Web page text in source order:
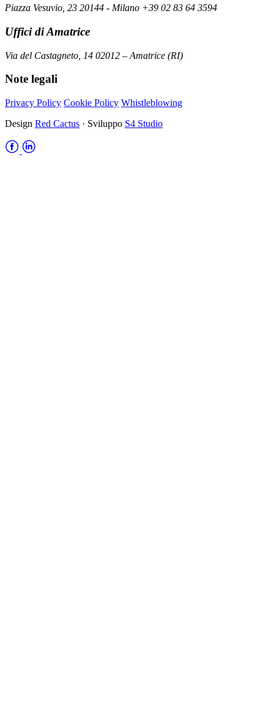
Piazza Vesuvio, 23 20144 - Milano +39 02 83 64 3594
Uffici di Amatrice
Via del Castagneto, 14 02012 – Amatrice (RI)
Note legali
Privacy Policy Cookie Policy Whistleblowing
Design Red Cactus · Sviluppo S4 Studio